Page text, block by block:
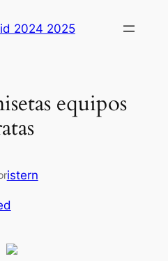
2024 2025
equipos
istern